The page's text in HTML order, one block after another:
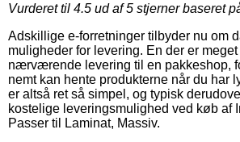
Vurderet til 4.5 ud af 5 stjerner baseret
Adskillige e-forretninger tilbyder nu om
muligheder for levering. En der er
nærværende levering til en pakkeshop,
nemt kan hente produkterne når du har
er altså ret så simpel, og typisk
kostelige leveringsmulighed ved køb af
Passer til Laminat, Massiv.